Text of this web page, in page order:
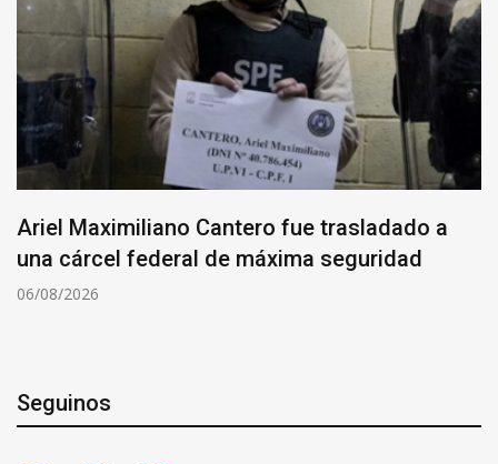
Ariel Maximiliano Cantero fue trasladado a
una cárcel federal de máxima seguridad
06/08/2026
Seguinos